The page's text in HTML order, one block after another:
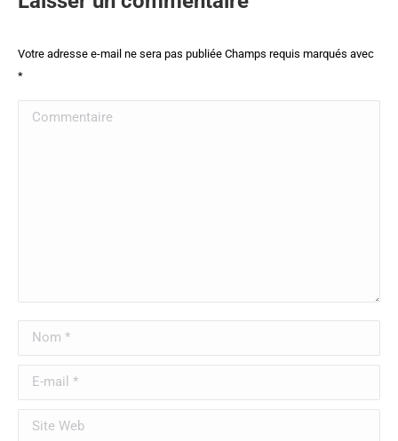
Votre adresse e-mail ne sera pas publiée Champs requis marqués avec
*
Commentaire
Nom *
E-mail *
Site Web